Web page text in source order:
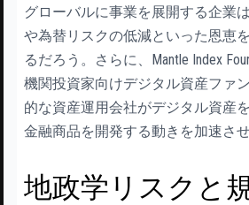
グローバルに事業を展開する企業
や為替リスクの低減といった恩恵
るだろう。さらに、Mantle Index
機関投資家向けデジタル資産ファ
的な資産運用会社がデジタル資産
金融商品を開発する動きを加速させ
地政学リスクと